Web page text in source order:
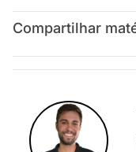
Compartilhar